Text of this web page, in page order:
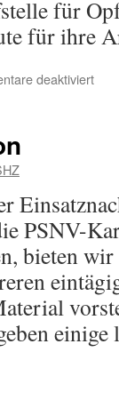
für
für ihre
deaktiviertfür
PSNV-
bieten wir
einige